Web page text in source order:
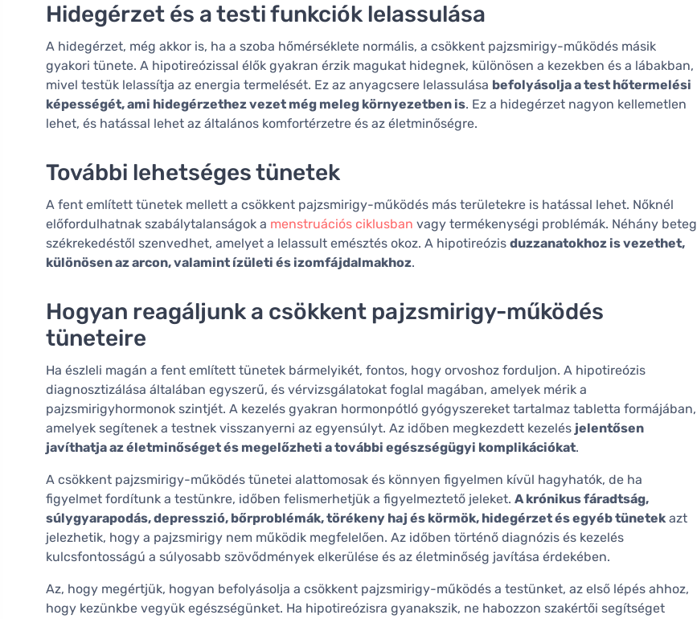
Hidegérzet és a testi funkciók lelassulása
A hidegérzet, még akkor is, ha a szoba hőmérséklete normális, a csökkent pajzsmirigy-működés másik
gyakori tünete. A hipotireózissal élők gyakran érzik magukat hidegnek, különösen a kezekben és a lábakban,
mivel testük lelassítja az energia termelését. Ez az anyagcsere lelassulása befolyásolja a test hőtermelési
képességét, ami hidegérzethez vezet még meleg környezetben is. Ez a hidegérzet nagyon kellemetlen
lehet, és hatással lehet az általános komfortérzetre és az életminőségre.
További lehetséges tünetek
A fent említett tünetek mellett a csökkent pajzsmirigy-működés más területekre is hatással lehet. Nőknél
előfordulhatnak szabálytalanságok a menstruációs ciklusban vagy termékenységi problémák. Néhány beteg
székrekedéstől szenvedhet, amelyet a lelassult emésztés okoz. A hipotireózis duzzanatokhoz is vezethet,
különösen az arcon, valamint ízületi és izomfájdalmakhoz.
Hogyan reagáljunk a csökkent pajzsmirigy-működés
tüneteire
Ha észleli magán a fent említett tünetek bármelyikét, fontos, hogy orvoshoz forduljon. A hipotireózis
diagnosztizálása általában egyszerű, és vérvizsgálatokat foglal magában, amelyek mérik a
pajzsmirigyhormonok szintjét. A kezelés gyakran hormonpótló gyógyszereket tartalmaz tabletta formájában,
amelyek segítenek a testnek visszanyerni az egyensúlyt. Az időben megkezdett kezelés jelentősen
javíthatja az életminőséget és megelőzheti a további egészségügyi komplikációkat.
A csökkent pajzsmirigy-működés tünetei alattomosak és könnyen figyelmen kívül hagyhatók, de ha
figyelmet fordítunk a testünkre, időben felismerhetjük a figyelmeztető jeleket. A krónikus fáradtság,
súlygyarapodás, depresszió, bőrproblémák, törékeny haj és körmök, hidegérzet és egyéb tünetek azt
jelezhetik, hogy a pajzsmirigy nem működik megfelelően. Az időben történő diagnózis és kezelés
kulcsfontosságú a súlyosabb szövődmények elkerülése és az életminőség javítása érdekében.
Az, hogy megértjük, hogyan befolyásolja a csökkent pajzsmirigy-működés a testünket, az első lépés ahhoz,
hogy kezünkbe vegyük egészségünket. Ha hipotireózisra gyanakszik, ne habozzon szakértői segítséget